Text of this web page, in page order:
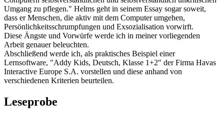
Umgang zu pflegen." Helms geht in seinem Essay sogar soweit,
dass er Menschen, die aktiv mit dem Computer umgehen,
Persönlichkeitsschrumpfungen und Exsozialisation vorwirft.
Diese Ängste und Vorwürfe werde ich in meiner vorliegenden
Arbeit genauer beleuchten.
Abschließend werde ich, als praktisches Beispiel einer
Lernsoftware, "Addy Kids, Deutsch, Klasse 1+2" der Firma Havas
Interactive Europe S.A. vorstellen und diese anhand von
verschiedenen Kriterien beurteilen.
Leseprobe